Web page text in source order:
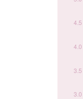
2017